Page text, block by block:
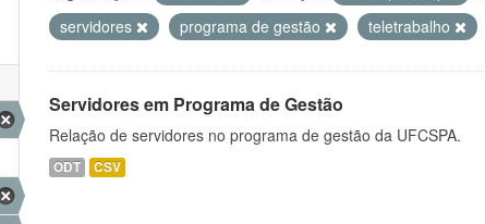
servidores
programa de gestão teletrabalho
Servidores em Programa de Gestão
Relação de servidores no programa de gestão da UFCSPA.
ODT CSV